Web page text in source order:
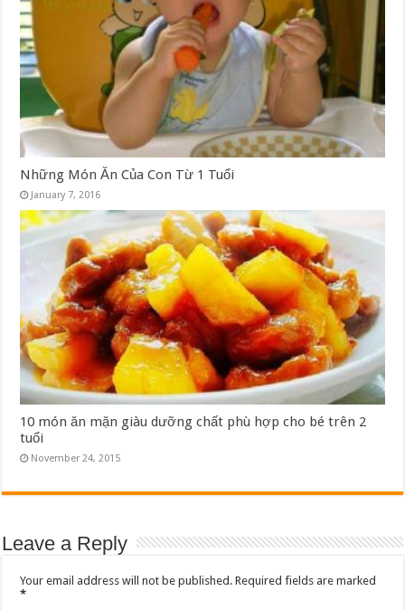
Những Món Ăn Của Con Từ 1 Tuổi
January 7, 2016
10 món ăn mặn giàu dưỡng chất phù hợp cho bé trên 2
tuổi
November 24, 2015
Leave a Reply
Your email address will not be published. Required fields are marked
*